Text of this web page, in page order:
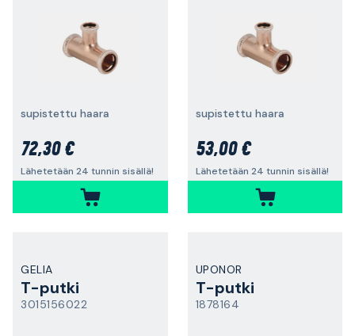
supistettu haara
72,30 €
Lähetetään 24 tunnin sisällä!
supistettu haara
53,00 €
Lähetetään 24 tunnin sisällä!
GELIA
T-putki
3015156022
UPONOR
T-putki
1878164